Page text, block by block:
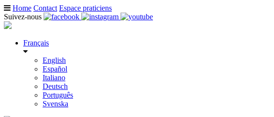
Home Contact Espace praticiens
Suivez-nous
Français
English
Español
Italiano
Deutsch
Português
Svenska